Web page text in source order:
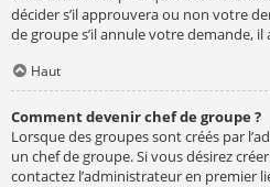
décider s’il approuvera ou non votre
de groupe s’il annule votre demande, il
Haut
Comment devenir chef de groupe ?
Lorsque des groupes sont créés par
un chef de groupe. Si vous désirez
contactez l’administrateur en premier